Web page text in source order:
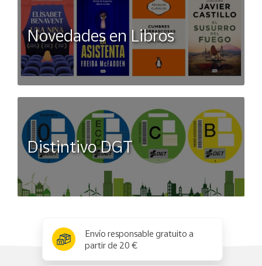
Novedades en Libros
Distintivo DGT
Envío responsable gratuito a
partir de 20 €